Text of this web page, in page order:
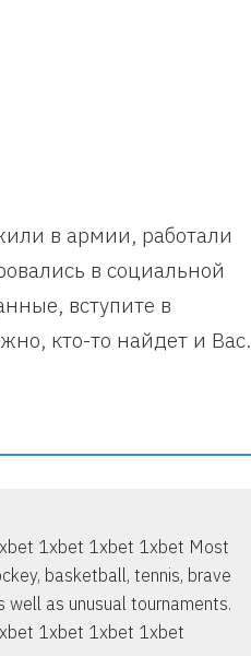
в армии, работали
в социальной
вступите в
кто-то найдет и Вас.
1xbet 1xbet 1xbet Most
basketball, tennis, brave
as unusual tournaments.
1xbet 1xbet 1xbet